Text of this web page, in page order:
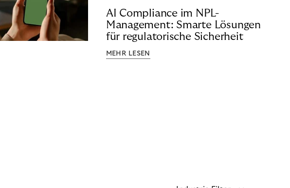
AI Compliance im NPL-
Management: Smarte Lösungen
für regulatorische Sicherheit
MEHR LESEN